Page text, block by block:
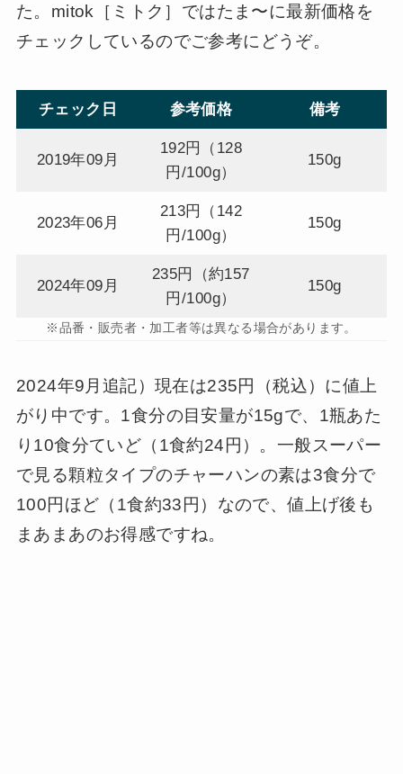
た。mitok［ミトク］ではたま〜に最新価格を
チェックしているのでご参考にどうぞ。
チェック日 参考価格 備考
2019年09月
192円（128
円/100g）
150g
2023年06月
213円（142
円/100g）
150g
2024年09月
235円（約157
円/100g）
150g
※品番・販売者・加工者等は異なる場合があります。
2024年9月追記）現在は235円（税込）に値上
がり中です。1食分の目安量が15gで、1瓶あた
り10食分ていど（1食約24円）。一般スーパー
で見る顆粒タイプのチャーハンの素は3食分で
100円ほど（1食約33円）なので、値上げ後も
まあまあのお得感ですね。